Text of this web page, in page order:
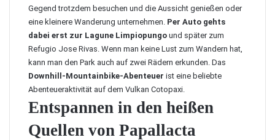
Gegend trotzdem besuchen und die Aussicht genießen oder
eine kleinere Wanderung unternehmen. Per Auto gehts
dabei erst zur Lagune Limpiopungo und später zum
Refugio Jose Rivas. Wenn man keine Lust zum Wandern hat,
kann man den Park auch auf zwei Rädern erkunden. Das
Downhill-Mountainbike-Abenteuer ist eine beliebte
Abenteueraktivität auf dem Vulkan Cotopaxi.
Entspannen in den heißen
Quellen von Papallacta